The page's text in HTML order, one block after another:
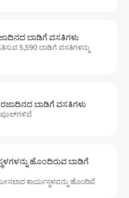
ಬಾಡಿಗೆ ವಸತಿಗಳು
5,590 ಬಾಡಿಗೆ ವಸತಿಗಳನ್ನು
ಬಾಡಿಗೆ ವಸತಿಗಳು
ಪೂಲ್‌‌‌‌‌‌‌‌‌ಗಳಿವೆ
ಹೊಂದಿರುವ ಬಾಡಿಗೆ
ಕಾರ್ಯಸ್ಥಳವನ್ನು ಹೊಂದಿವೆ